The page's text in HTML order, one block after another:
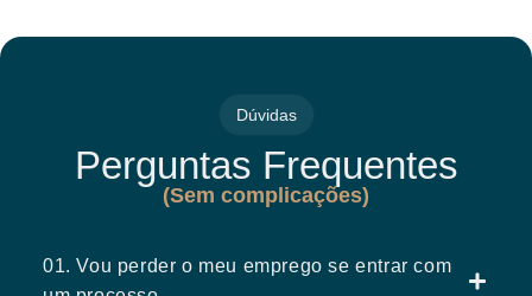
Dúvidas
Perguntas Frequentes
(Sem complicações)
01. Vou perder o meu emprego se entrar com